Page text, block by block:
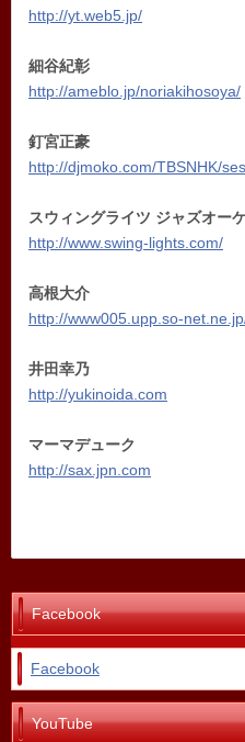
http://yt.web5.jp/
細谷紀彰
http://ameblo.jp/noriakihosoya/
釘宮正豪
http://djmoko.com/TBSNHK/
スウィングライツ ジャズオー
http://www.swing-lights.com/
高根大介
http://www005.upp.so-
井田幸乃
http://yukinoida.com
マーマデューク
http://sax.jpn.com
Facebook
Facebook
YouTube